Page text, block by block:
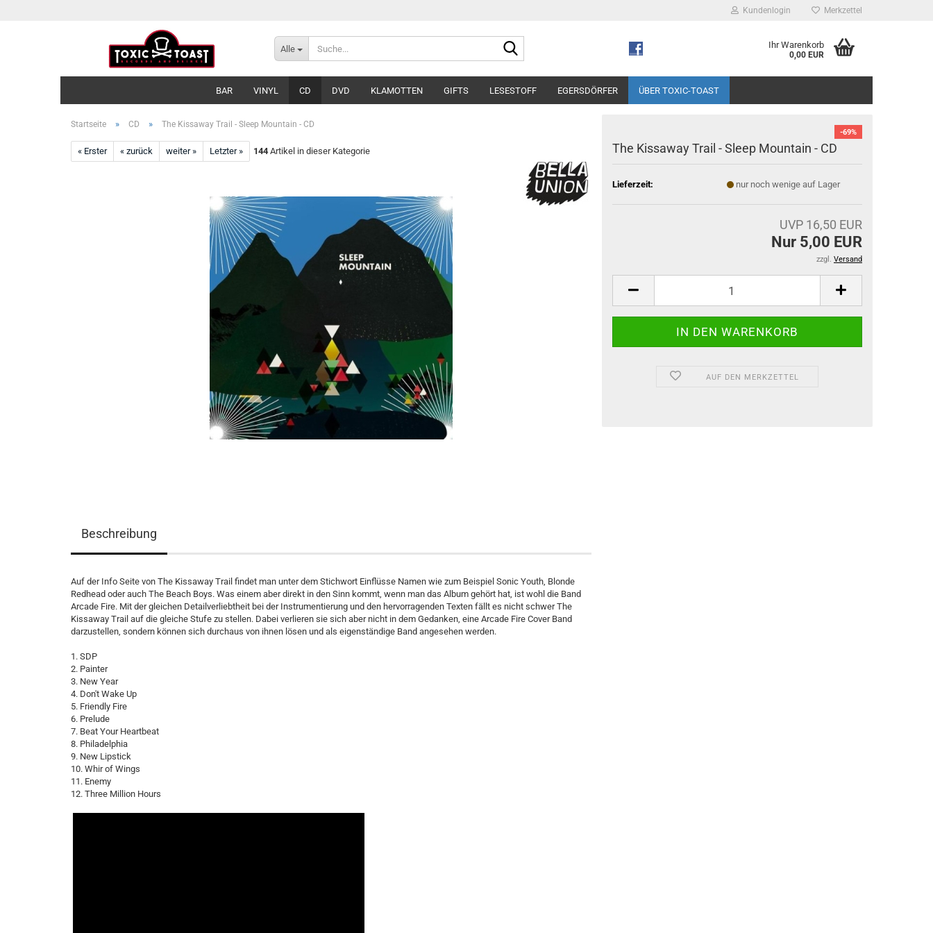
Kundenlogin Merkzettel
Alle Ihr Warenkorb
0,00 EUR
BAR VINYL CD DVD KLAMOTTEN GIFTS LESESTOFF EGERSDÖRFER ÜBER TOXIC-TOAST
Startseite » CD » The Kissaway Trail - Sleep Mountain - CD
« Erster « zurück weiter » Letzter » 144 Artikel in dieser Kategorie
-69%
The Kissaway Trail - Sleep Mountain - CD
Lieferzeit: nur noch wenige auf Lager
UVP 16,50 EUR
Nur 5,00 EUR
zzgl. Versand
AUF DEN MERKZETTEL
Beschreibung
Auf der Info Seite von The Kissaway Trail findet man unter dem Stichwort Einflüsse Namen wie zum Beispiel Sonic Youth, Blonde
Redhead oder auch The Beach Boys. Was einem aber direkt in den Sinn kommt, wenn man das Album gehört hat, ist wohl die Band
Arcade Fire. Mit der gleichen Detailverliebtheit bei der Instrumentierung und den hervorragenden Texten fällt es nicht schwer The
Kissaway Trail auf die gleiche Stufe zu stellen. Dabei verlieren sie sich aber nicht in dem Gedanken, eine Arcade Fire Cover Band
darzustellen, sondern können sich durchaus von ihnen lösen und als eigenständige Band angesehen werden.
1. SDP
2. Painter
3. New Year
4. Don't Wake Up
5. Friendly Fire
6. Prelude
7. Beat Your Heartbeat
8. Philadelphia
9. New Lipstick
10. Whir of Wings
11. Enemy
12. Three Million Hours